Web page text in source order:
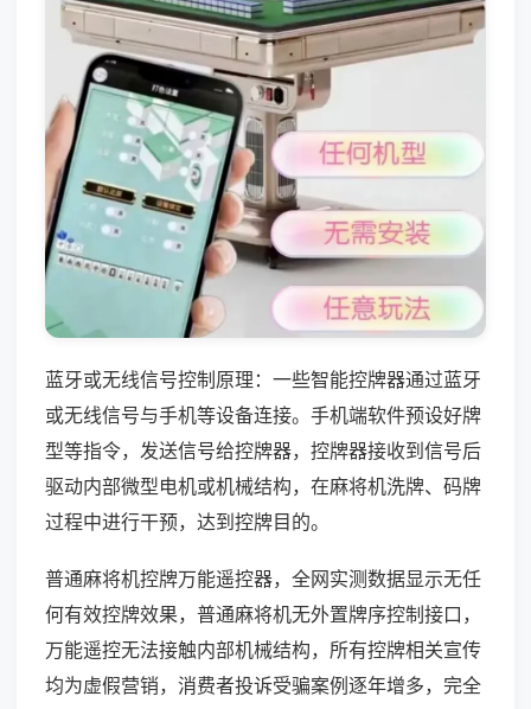
蓝牙或无线信号控制原理：一些智能控牌器通过蓝牙
或无线信号与手机等设备连接。手机端软件预设好牌
型等指令，发送信号给控牌器，控牌器接收到信号后
驱动内部微型电机或机械结构，在麻将机洗牌、码牌
过程中进行干预，达到控牌目的。
普通麻将机控牌万能遥控器，全网实测数据显示无任
何有效控牌效果，普通麻将机无外置牌序控制接口，
万能遥控无法接触内部机械结构，所有控牌相关宣传
均为虚假营销，消费者投诉受骗案例逐年增多，完全